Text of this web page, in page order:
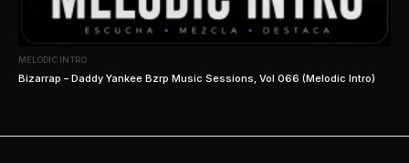
MELODIC INTRO
Bizarrap – Daddy Yankee Bzrp Music Sessions, Vol 066 (Melodic Intro)